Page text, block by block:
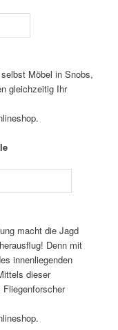
Möbel in Snobs,
gleichzeitig Ihr
macht die Jagd
Denn mit
innenliegenden
dieser